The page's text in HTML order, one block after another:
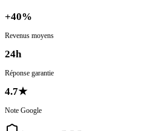
+40%
Revenus moyens
24h
Réponse garantie
4.7★
Note Google